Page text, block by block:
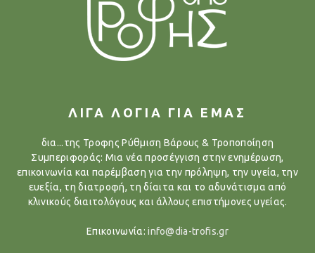
ΛΙΓΑ ΛΟΓΙΑ ΓΙΑ ΕΜΑΣ
δια...της Τροφης Ρύθμιση Βάρους & Τροποποίηση
Συμπεριφοράς: Μια νέα προσέγγιση στην ενημέρωση,
επικοινωνία και παρέμβαση για την πρόληψη, την υγεία, την
ευεξία, τη διατροφή, τη δίαιτα και το αδυνάτισμα από
κλινικούς διαιτολόγους και άλλους επιστήμονες υγείας.
Επικοινωνία:info@dia-trofis.gr